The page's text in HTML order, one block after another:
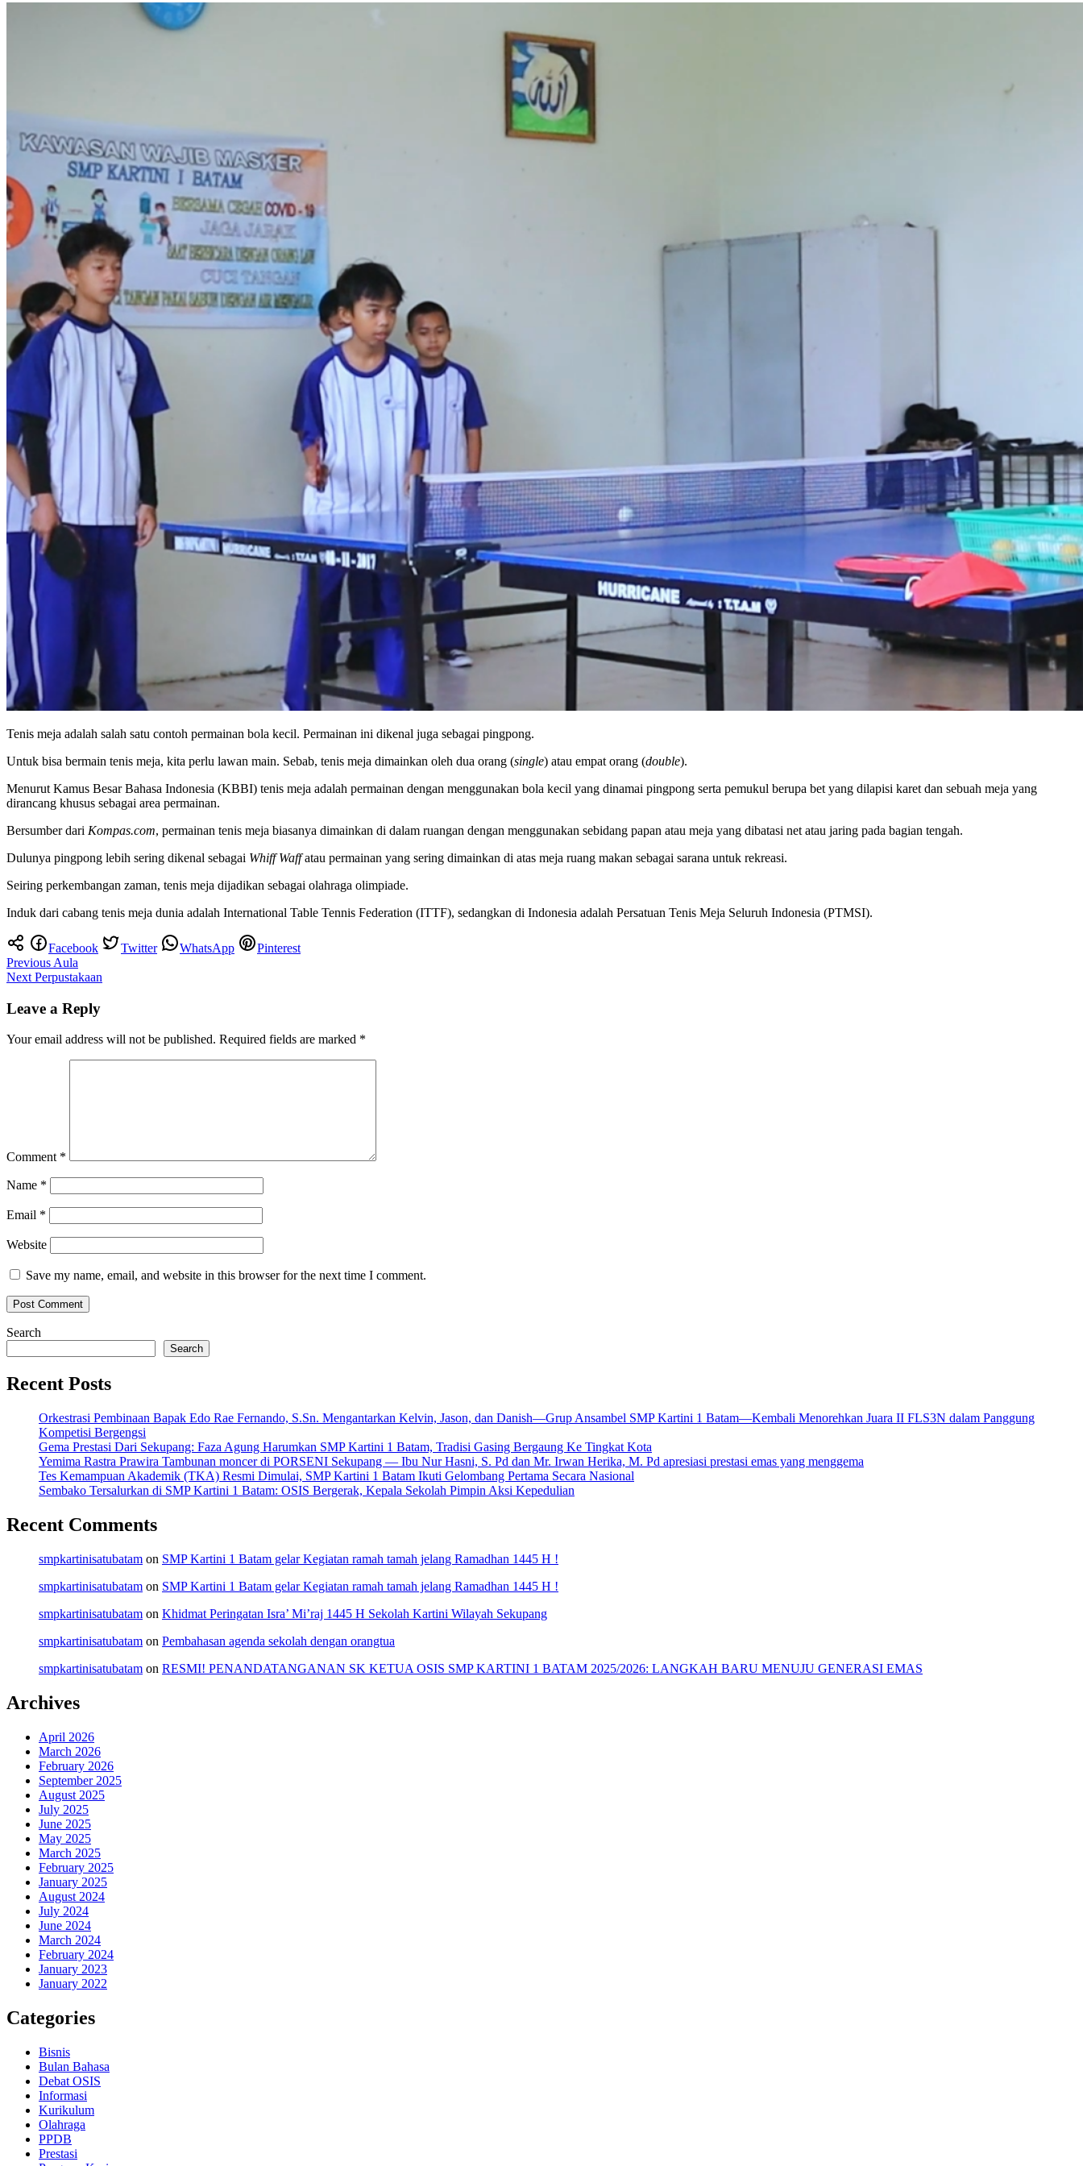
Tenis meja adalah salah satu contoh permainan bola kecil. Permainan ini dikenal juga sebagai pingpong.
Untuk bisa bermain tenis meja, kita perlu lawan main. Sebab, tenis meja dimainkan oleh dua orang (single) atau empat orang (double).
Menurut Kamus Besar Bahasa Indonesia (KBBI) tenis meja adalah permainan dengan menggunakan bola kecil yang dinamai pingpong serta pemukul berupa bet yang dilapisi karet dan sebuah meja yang
dirancang khusus sebagai area permainan.
Bersumber dari Kompas.com, permainan tenis meja biasanya dimainkan di dalam ruangan dengan menggunakan sebidang papan atau meja yang dibatasi net atau jaring pada bagian tengah.
Dulunya pingpong lebih sering dikenal sebagai Whiff Waffatau permainan yang sering dimainkan di atas meja ruang makan sebagai sarana untuk rekreasi.
Seiring perkembangan zaman, tenis meja dijadikan sebagai olahraga olimpiade.
Induk dari cabang tenis meja dunia adalah International Table Tennis Federation (ITTF), sedangkan di Indonesia adalah Persatuan Tenis Meja Seluruh Indonesia (PTMSI).
Facebook Twitter WhatsApp Pinterest
Post
navigation
Previous Aula
Next Perpustakaan
Leave a Reply
Your email address will not be published. Required fields are marked *
Comment *
Name *
Email *
Website
Save my name, email, and website in this browser for the next time I comment.
Search
Search
Recent Posts
Orkestrasi Pembinaan Bapak Edo Rae Fernando, S.Sn. Mengantarkan Kelvin, Jason, dan Danish—Grup Ansambel SMP Kartini 1 Batam—Kembali Menorehkan Juara II FLS3N dalam Panggung
Kompetisi Bergengsi
Gema Prestasi Dari Sekupang: Faza Agung Harumkan SMP Kartini 1 Batam, Tradisi Gasing Bergaung Ke Tingkat Kota
Yemima Rastra Prawira Tambunan moncer di PORSENI Sekupang — Ibu Nur Hasni, S. Pd dan Mr. Irwan Herika, M. Pd apresiasi prestasi emas yang menggema
Tes Kemampuan Akademik (TKA) Resmi Dimulai, SMP Kartini 1 Batam Ikuti Gelombang Pertama Secara Nasional
Sembako Tersalurkan di SMP Kartini 1 Batam: OSIS Bergerak, Kepala Sekolah Pimpin Aksi Kepedulian
Recent Comments
smpkartinisatubatam on SMP Kartini 1 Batam gelar Kegiatan ramah tamah jelang Ramadhan 1445 H !
smpkartinisatubatam on SMP Kartini 1 Batam gelar Kegiatan ramah tamah jelang Ramadhan 1445 H !
smpkartinisatubatam on Khidmat Peringatan Isra’ Mi’raj 1445 H Sekolah Kartini Wilayah Sekupang
smpkartinisatubatam on Pembahasan agenda sekolah dengan orangtua
smpkartinisatubatam on RESMI! PENANDATANGANAN SK KETUA OSIS SMP KARTINI 1 BATAM 2025/2026: LANGKAH BARU MENUJU GENERASI EMAS
Archives
April 2026
March 2026
February 2026
September 2025
August 2025
July 2025
June 2025
May 2025
March 2025
February 2025
January 2025
August 2024
July 2024
June 2024
March 2024
February 2024
January 2023
January 2022
Categories
Bisnis
Bulan Bahasa
Debat OSIS
Informasi
Kurikulum
Olahraga
PPDB
Prestasi